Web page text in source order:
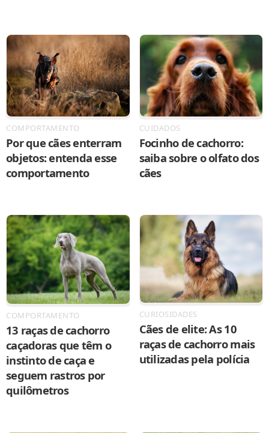
COMPORTAMENTO
Por que cães enterram
objetos: entenda esse
comportamento
CUIDADOS
Focinho de cachorro:
saiba sobre o olfato dos
cães
COMPORTAMENTO
13 raças de cachorro
caçadoras que têm o
instinto de caça e
seguem rastros por
quilômetros
CURIOSIDADES
Cães de elite: As 10
raças de cachorro mais
utilizadas pela polícia